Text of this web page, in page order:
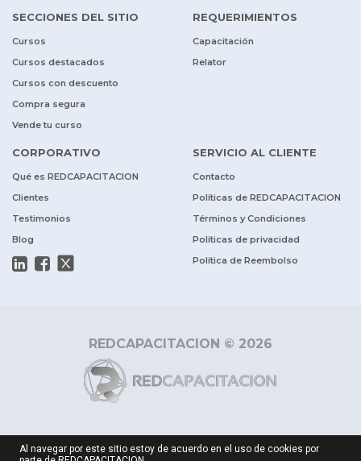
SECCIONES DEL SITIO
Cursos
Cursos destacados
Cursos con descuento
Compra segura
Vende tu curso
REQUERIMIENTOS
Capacitación
Relator
CORPORATIVO
Qué es REDCAPACITACION
Clientes
Testimonios
Blog
SERVICIO AL CLIENTE
Contacto
Políticas de REDCAPACITACION
Términos y Condiciones
Políticas de privacidad
Política de Reembolso
REDCAPACITACION © 2026
Al navegar por este sitio estoy de acuerdo en el uso de cookies por